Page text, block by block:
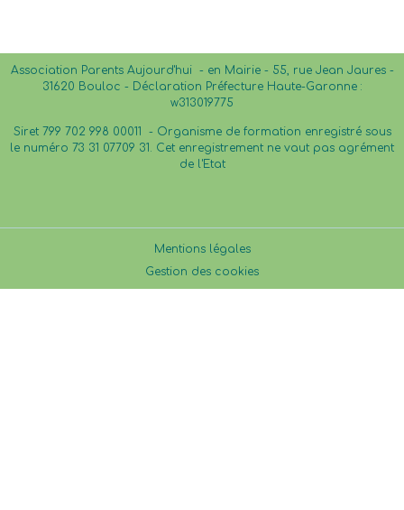
Association Parents Aujourd'hui - en Mairie - 55, rue Jean Jaures -
31620 Bouloc - Déclaration Préfecture Haute-Garonne :
w313019775
Siret 799 702 998 00011 - Organisme de formation enregistré sous
le numéro 73 31 07709 31. Cet enregistrement ne vaut pas agrément
de l'Etat
Mentions légales
Gestion des cookies